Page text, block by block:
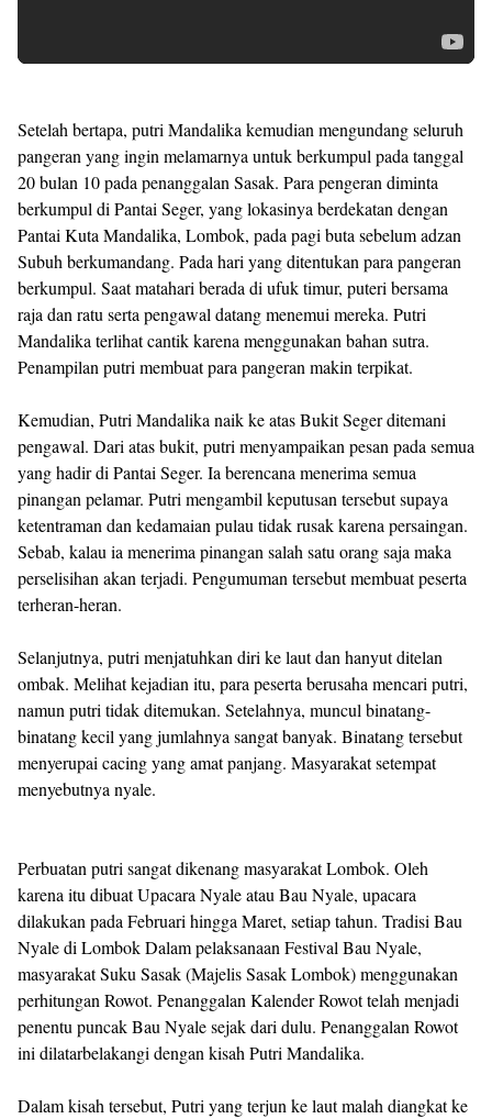
Setelah bertapa, putri Mandalika kemudian mengundang seluruh
pangeran yang ingin melamarnya untuk berkumpul pada tanggal
20 bulan 10 pada penanggalan Sasak. Para pengeran diminta
berkumpul di Pantai Seger, yang lokasinya berdekatan dengan
Pantai Kuta Mandalika, Lombok, pada pagi buta sebelum adzan
Subuh berkumandang. Pada hari yang ditentukan para pangeran
berkumpul. Saat matahari berada di ufuk timur, puteri bersama
raja dan ratu serta pengawal datang menemui mereka. Putri
Mandalika terlihat cantik karena menggunakan bahan sutra.
Penampilan putri membuat para pangeran makin terpikat.
Kemudian, Putri Mandalika naik ke atas Bukit Seger ditemani
pengawal. Dari atas bukit, putri menyampaikan pesan pada semua
yang hadir di Pantai Seger. Ia berencana menerima semua
pinangan pelamar. Putri mengambil keputusan tersebut supaya
ketentraman dan kedamaian pulau tidak rusak karena persaingan.
Sebab, kalau ia menerima pinangan salah satu orang saja maka
perselisihan akan terjadi. Pengumuman tersebut membuat peserta
terheran-heran.
Selanjutnya, putri menjatuhkan diri ke laut dan hanyut ditelan
ombak. Melihat kejadian itu, para peserta berusaha mencari putri,
namun putri tidak ditemukan. Setelahnya, muncul binatang-
binatang kecil yang jumlahnya sangat banyak. Binatang tersebut
menyerupai cacing yang amat panjang. Masyarakat setempat
menyebutnya nyale.
Perbuatan putri sangat dikenang masyarakat Lombok. Oleh
karena itu dibuat Upacara Nyale atau Bau Nyale, upacara
dilakukan pada Februari hingga Maret, setiap tahun. Tradisi Bau
Nyale di Lombok Dalam pelaksanaan Festival Bau Nyale,
masyarakat Suku Sasak (Majelis Sasak Lombok) menggunakan
perhitungan Rowot. Penanggalan Kalender Rowot telah menjadi
penentu puncak Bau Nyale sejak dari dulu. Penanggalan Rowot
ini dilatarbelakangi dengan kisah Putri Mandalika.
Dalam kisah tersebut, Putri yang terjun ke laut malah diangkat ke